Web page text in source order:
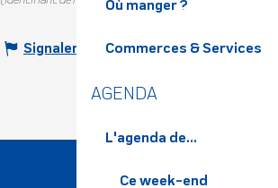
Où manger ?
Commerces & Services
AGENDA
L'agenda de...
Ce week-end
Signaler une erreur